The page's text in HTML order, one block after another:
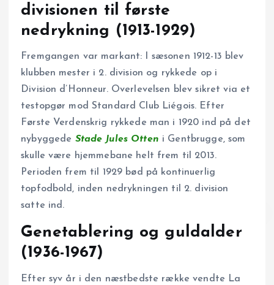
divisionen til første
nedrykning (1913-1929)
Fremgangen var markant: I sæsonen 1912-13 blev
klubben mester i 2. division og rykkede op i
Division d’Honneur. Overlevelsen blev sikret via et
testopgør mod Standard Club Liégois. Efter
Første Verdenskrig rykkede man i 1920 ind på det
nybyggede Stade Jules Otten i Gentbrugge, som
skulle være hjemmebane helt frem til 2013.
Perioden frem til 1929 bød på kontinuerlig
topfodbold, inden nedrykningen til 2. division
satte ind.
Genetablering og guldalder
(1936-1967)
Efter syv år i den næstbedste række vendte La